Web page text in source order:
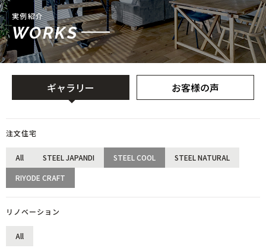
実例紹介
WORKS
ギャラリー お客様の声
注文住宅
All STEEL JAPANDI STEEL COOL
STEEL NATURAL
RIYODE CRAFT
リノベーション
All